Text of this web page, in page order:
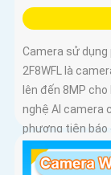
Camera sử dụng
2F8WFL là
lên đến 8MP
nghệ AI camera
phương tiện báo
bỉ chống nước
tiết. Camera An